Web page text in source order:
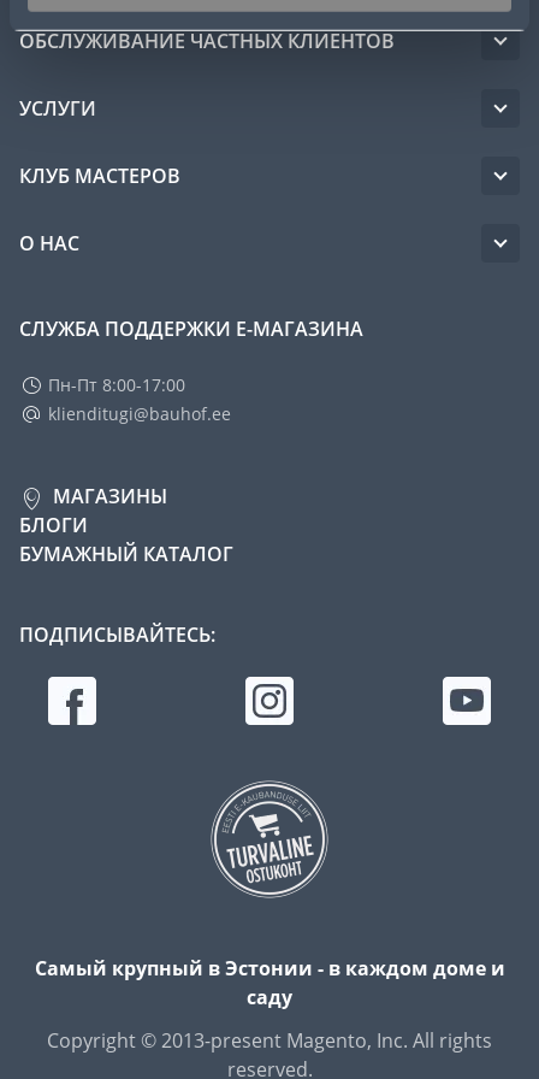
ОБСЛУЖИВАНИЕ ЧАСТНЫХ КЛИЕНТОВ
УСЛУГИ
КЛУБ МАСТЕРОВ
О НАС
СЛУЖБА ПОДДЕРЖКИ Е-МАГАЗИНА
Пн-Пт 8:00-17:00
klienditugi@bauhof.ee
МАГАЗИНЫ
БЛОГИ
БУМАЖНЫЙ КАТАЛОГ
ПОДПИСЫВАЙТЕСЬ:
Самый крупный в Эстонии - в каждом доме и
саду
Copyright © 2013-present Magento, Inc. All rights
reserved.